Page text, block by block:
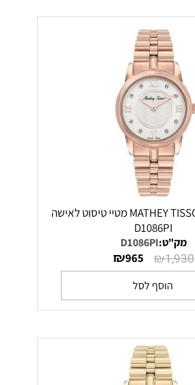
שעון לאישהMATHEY TISSOT מטיי טיסוט לאישה
D1086PI
מק"ט:D1086PI
₪1,930
₪965
הוסף לסל